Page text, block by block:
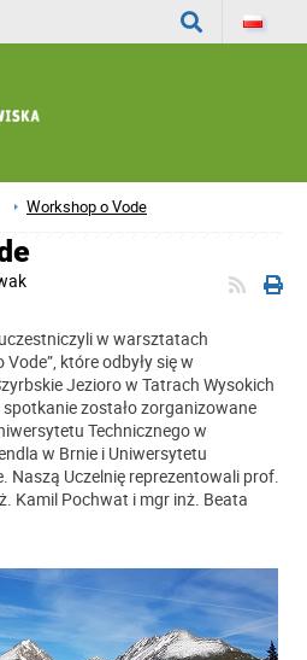
Workshop o Vode
w warsztatach
które odbyły się w
Jezioro w Tatrach Wysokich
spotkanie zostało zorganizowane
Technicznego w
w Brnie i Uniwersytetu
Naszą Uczelnię reprezentowali prof.
Kamil Pochwat i mgr inż. Beata